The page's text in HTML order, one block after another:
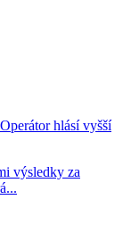
hlásí vyšší
výsledky za